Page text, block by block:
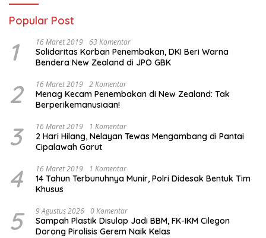
Popular Post
1 16 Maret 2019 63 Komentar
Solidaritas Korban Penembakan, DKI Beri Warna
Bendera New Zealand di JPO GBK
2 16 Maret 2019 2 Komentar
Menag Kecam Penembakan di New Zealand: Tak
Berperikemanusiaan!
3 16 Maret 2019 1 Komentar
2 Hari Hilang, Nelayan Tewas Mengambang di Pantai
Cipalawah Garut
4 16 Maret 2019 1 Komentar
14 Tahun Terbunuhnya Munir, Polri Didesak Bentuk Tim
Khusus
5 9 Agustus 2026 0 Komentar
Sampah Plastik Disulap Jadi BBM, FK-IKM Cilegon
Dorong Pirolisis Gerem Naik Kelas